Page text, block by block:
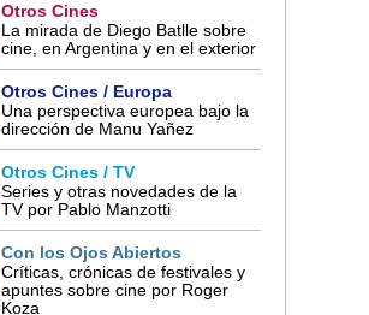
Otros Cines
La mirada de Diego Batlle sobre
cine, en Argentina y en el exterior
Otros Cines / Europa
Una perspectiva europea bajo la
dirección de Manu Yañez
Otros Cines / TV
Series y otras novedades de la
TV por Pablo Manzotti
Con los Ojos Abiertos
Críticas, crónicas de festivales y
apuntes sobre cine por Roger
Koza